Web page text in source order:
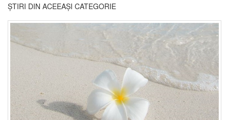
ȘTIRI DIN ACEEAȘI CATEGORIE